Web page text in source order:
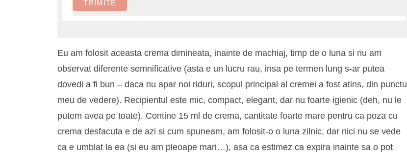
Eu am folosit aceasta crema dimineata, inainte de machiaj, timp de o luna si nu am
observat diferente semnificative (asta e un lucru rau, insa pe termen lung s-ar putea
dovedi a fi bun – daca nu apar noi riduri, scopul principal al cremei a fost atins, din punctul
meu de vedere). Recipientul este mic, compact, elegant, dar nu foarte igienic (deh, nu le
putem avea pe toate). Contine 15 ml de crema, cantitate foarte mare pentru ca poza cu
crema desfacuta e de azi si cum spuneam, am folosit-o o luna zilnic, dar nici nu se vede
ca e umblat la ea (si eu am pleoape mari…), asa ca estimez ca expira inainte sa o pot